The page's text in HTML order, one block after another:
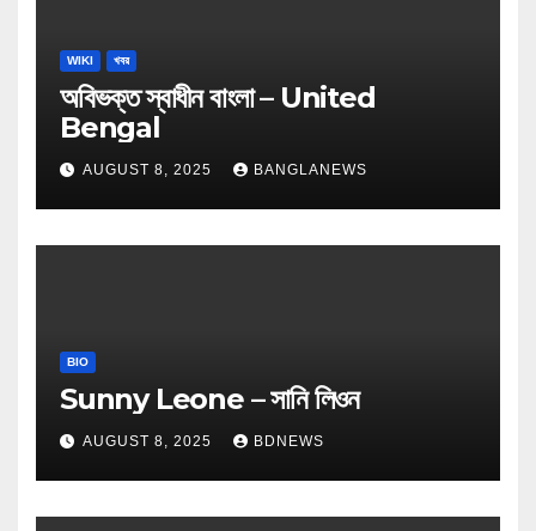
WIKI খবর
অবিভক্ত স্বাধীন বাংলা – United
Bengal
AUGUST 8, 2025 BANGLANEWS
BIO
Sunny Leone – সানি লিওন
AUGUST 8, 2025 BDNEWS